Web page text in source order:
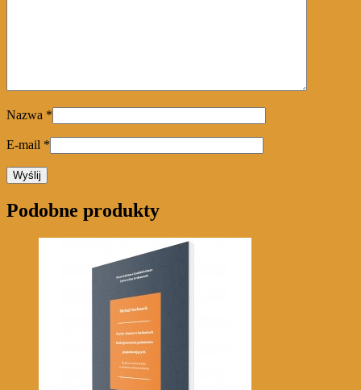
Nazwa *
E-mail *
Podobne produkty